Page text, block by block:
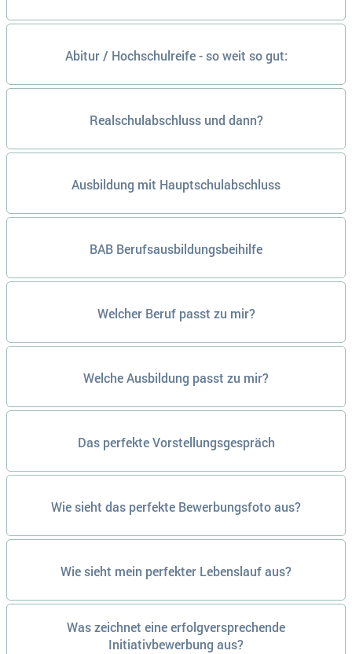
Abitur / Hochschulreife - so weit so gut:
Realschulabschluss und dann?
Ausbildung mit Hauptschulabschluss
BAB Berufsausbildungsbeihilfe
Welcher Beruf passt zu mir?
Welche Ausbildung passt zu mir?
Das perfekte Vorstellungsgespräch
Wie sieht das perfekte Bewerbungsfoto aus?
Wie sieht mein perfekter Lebenslauf aus?
Was zeichnet eine erfolgversprechende
Initiativbewerbung aus?